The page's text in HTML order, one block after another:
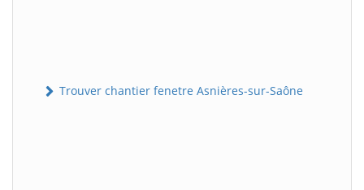
Trouver chantier fenetre Asnières-sur-Saône